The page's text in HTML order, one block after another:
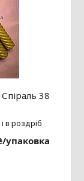
38
в роздріб
упаковка